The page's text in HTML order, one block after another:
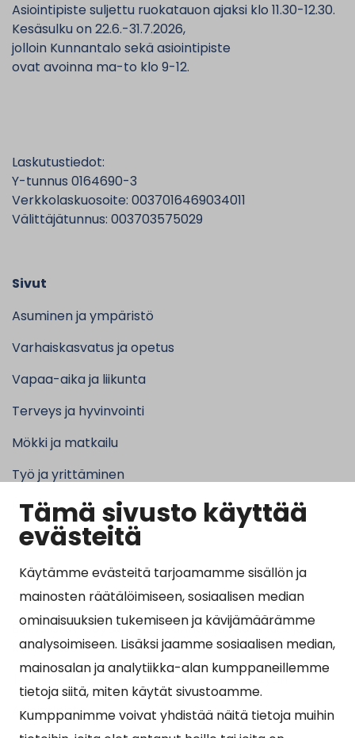
Tämä sivusto käyttää
evästeitä
Käytämme evästeitä tarjoamamme sisällön ja
mainosten räätälöimiseen, sosiaalisen median
ominaisuuksien tukemiseen ja kävijämäärämme
analysoimiseen. Lisäksi jaamme sosiaalisen median,
mainosalan ja analytiikka-alan kumppaneillemme
tietoja siitä, miten käytät sivustoamme.
Kumppanimme voivat yhdistää näitä tietoja muihin
Asiointipiste suljettu ruokatauon ajaksi klo 11.30-12.30.
Kesäsulku on 22.6.-31.7.2026,
jolloin Kunnantalo sekä asiointipiste
ovat avoinna ma-to klo 9-12.
Laskutustiedot:
Y-tunnus 0164690-3
Verkkolaskuosoite: 0037016469034011
Välittäjätunnus: 003703575029
Sivut
Asuminen ja ympäristö
Varhaiskasvatus ja opetus
Vapaa-aika ja liikunta
Terveys ja hyvinvointi
Mökki ja matkailu
Työ ja yrittäminen
Kunta ja hallinto
Suosituimmat sivut
Esityslistat, pöytäkirjat, viranhaltijapäätökset ja
kuulutukset
Tietoa ja ohjeistusta koronavirukseen liittyen
Asiointipiste